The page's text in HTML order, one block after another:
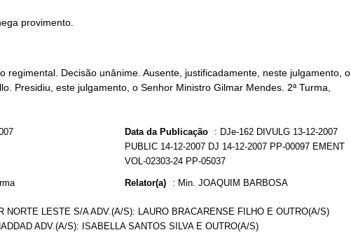
provimento.
regimental. Decisão unânime. Ausente, justificadamente, neste julgamento, o
Presidiu, este julgamento, o Senhor Ministro Gilmar Mendes. 2ª Turma,
Data da Publicação : DJe-162 DIVULG 13-12-2007
PUBLIC 14-12-2007 DJ 14-12-2007 PP-00097 EMENT
VOL-02303-24 PP-05037
Relator(a) : Min. JOAQUIM BARBOSA
NORTE LESTE S/A ADV.(A/S): LAURO BRACARENSE FILHO E OUTRO(A/S)
ADV.(A/S): ISABELLA SANTOS SILVA E OUTRO(A/S)